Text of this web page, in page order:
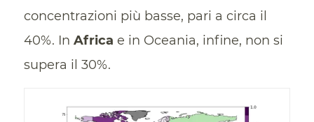
concentrazioni più basse, pari a circa il
40%. In Africa e in Oceania, infine, non si
supera il 30%.